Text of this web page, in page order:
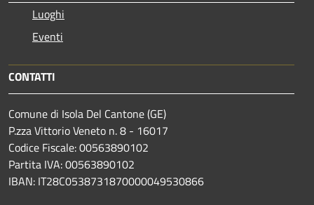
Luoghi
Eventi
CONTATTI
Comune di Isola Del Cantone (GE)
P.zza Vittorio Veneto n. 8 - 16017
Codice Fiscale: 00563890102
Partita IVA: 00563890102
IBAN: IT28C0538731870000049530866